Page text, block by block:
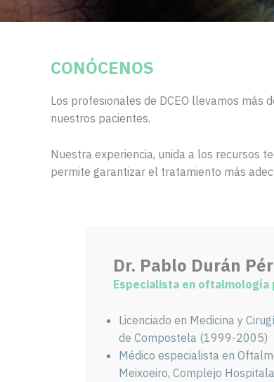
CONÓCENOS
Los profesionales de DCEO llevamos más
nuestros pacientes.
Nuestra experiencia, unida a los recursos
permite garantizar el tratamiento más
Dr. Pablo Durán
Especialista en
Licenciado en Medicina y
de Compostela (1999-2005)
Médico especialista en
Meixoeiro, Complejo